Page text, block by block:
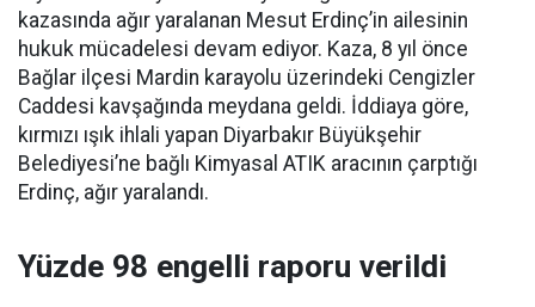
kazasında ağır yaralanan Mesut Erdinç’in ailesinin
hukuk mücadelesi devam ediyor. Kaza, 8 yıl önce
Bağlar ilçesi Mardin karayolu üzerindeki Cengizler
Caddesi kavşağında meydana geldi. İddiaya göre,
kırmızı ışık ihlali yapan Diyarbakır Büyükşehir
Belediyesi’ne bağlı Kimyasal ATIK aracının çarptığı
Erdinç, ağır yaralandı.
Yüzde 98 engelli raporu verildi